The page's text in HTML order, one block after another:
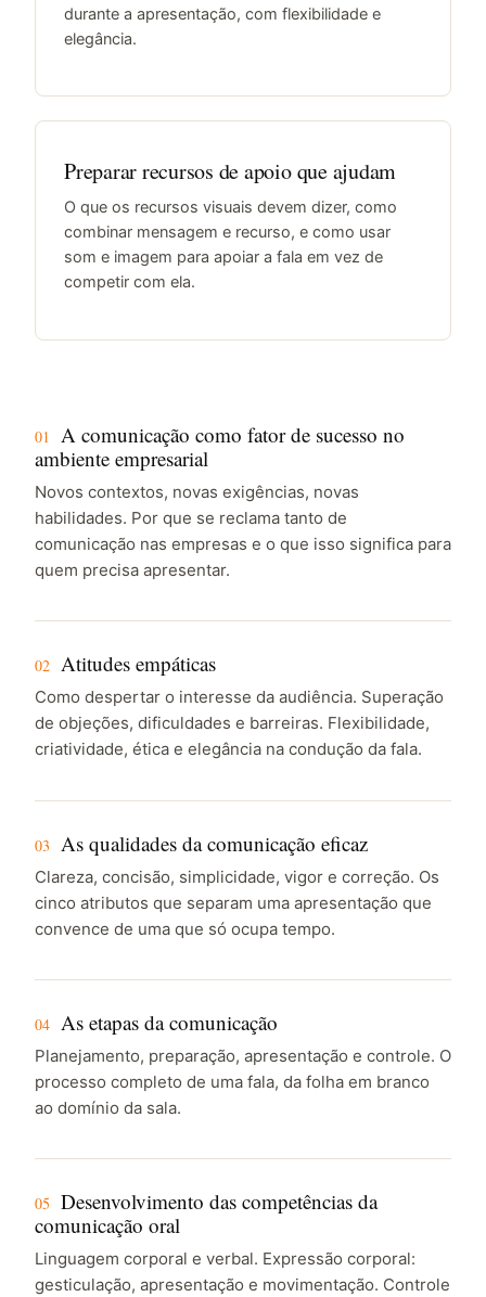
durante a apresentação, com flexibilidade e
elegância.
Preparar recursos de apoio que ajudam
O que os recursos visuais devem dizer, como
combinar mensagem e recurso, e como usar
som e imagem para apoiar a fala em vez de
competir com ela.
01
A comunicação como fator de sucesso no
ambiente empresarial
Novos contextos, novas exigências, novas
habilidades. Por que se reclama tanto de
comunicação nas empresas e o que isso significa para
quem precisa apresentar.
02 Atitudes empáticas
Como despertar o interesse da audiência. Superação
de objeções, dificuldades e barreiras. Flexibilidade,
criatividade, ética e elegância na condução da fala.
03 As qualidades da comunicação eficaz
Clareza, concisão, simplicidade, vigor e correção. Os
cinco atributos que separam uma apresentação que
convence de uma que só ocupa tempo.
04 As etapas da comunicação
Planejamento, preparação, apresentação e controle. O
processo completo de uma fala, da folha em branco
ao domínio da sala.
05 Desenvolvimento das competências da
comunicação oral
Linguagem corporal e verbal. Expressão corporal:
gesticulação, apresentação e movimentação. Controle